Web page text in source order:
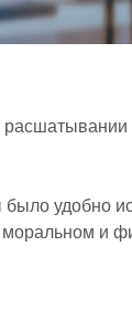
удобно
и